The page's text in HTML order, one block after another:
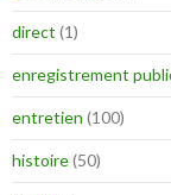
direct (1)
enregistrement
entretien (100)
histoire(50)